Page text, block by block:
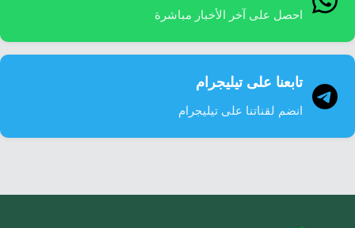
احصل على آخر الأخبار مباشرة
تابعنا على تيليجرام
انضم لقناتنا على تيليجرام